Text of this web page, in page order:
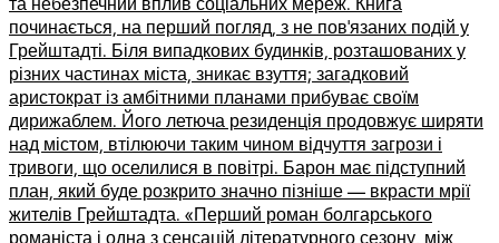
починається, на перший погляд, з не пов’язаних подій у
Грейштадті. Біля випадкових будинків, розташованих у
різних частинах міста, зникає взуття; загадковий
аристократ із амбітними планами прибуває своїм
дирижаблем. Його летюча резиденція продовжує ширяти
над містом, втілюючи таким чином відчуття загрози і
тривоги, що оселилися в повітрі. Барон має підступний
план, який буде розкрито значно пізніше –– вкрасти мрії
жителів Грейштадта. «Перший роман болгарського
романіста і одна з сенсацій літературного сезону, між